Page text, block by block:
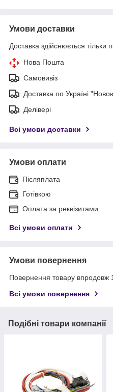
Умови доставки
Доставка здійснюється тільки
Нова Пошта
Самовивіз
Доставка по Україні
Делівері
Всі умови доставки
Умови оплати
Післяплата
Готівкою
Оплата за реквізитами
Всі умови оплати
Умови повернення
Повернення товару впродовж
Всі умови повернення
Подібні товари компанії